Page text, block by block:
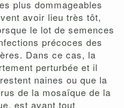
plus dommageables
avoir lieu très tôt,
le lot de semences
précoces des
Dans ce cas, la
perturbée et il
naines ou que la
de la mosaïque de la
est avant tout